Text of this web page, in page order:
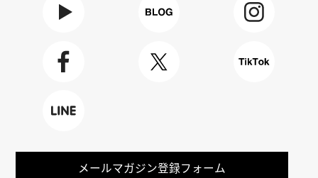
メールマガジン登録フォーム